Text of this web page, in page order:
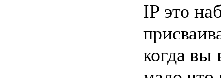
IP это
когда вы